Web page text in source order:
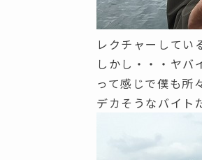
レクチャーしてい
しかし・・・ヤバ
って感じで僕も所
デカそうなバイト